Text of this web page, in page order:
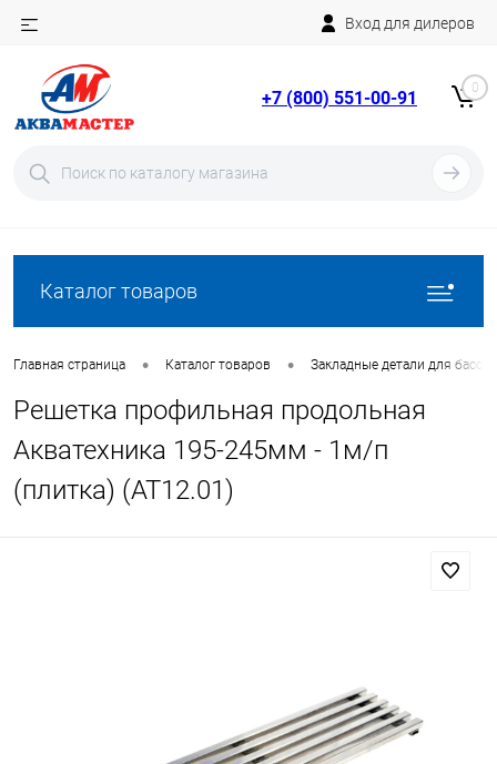
Вход для дилеров
+7 (800) 551-00-91 0
Каталог товаров
Главная страница • Каталог товаров • Закладные детали для
Решетка профильная продольная
Акватехника 195-245мм - 1м/п
(плитка) (AT12.01)